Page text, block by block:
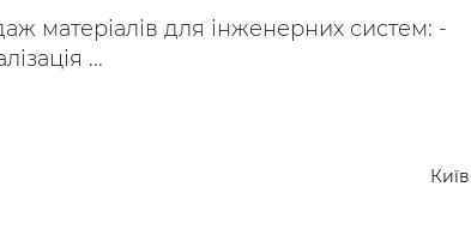
матеріалів для інженерних систем: -
...
Київ